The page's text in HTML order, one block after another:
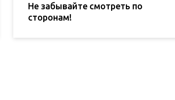
Не забывайте смотреть по
сторонам!